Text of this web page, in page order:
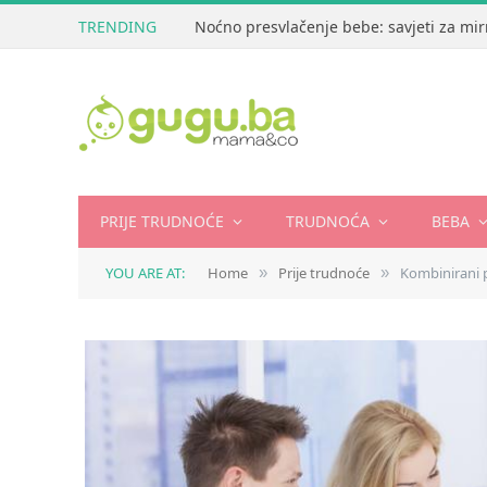
TRENDING Noćno presvlačenje bebe: savjeti za
PRIJE TRUDNOĆE TRUDNOĆA BEBA
YOU ARE AT: Home » Prije trudnoće » Kombinirani